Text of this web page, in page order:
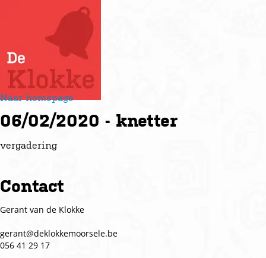
Naar homepage
06/02/2020 - knetter
vergadering
Contact
Gerant van de Klokke
gerant@deklokkemoorsele.be
056 41 29 17